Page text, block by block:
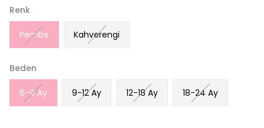
Renk
Pembe Kahverengi
Beden
6-9 Ay 9-12 Ay 12-18 Ay 18-24 Ay